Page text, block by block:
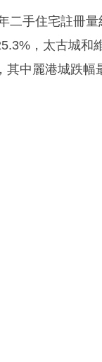
二手住宅註冊
，太古城
其中麗港城跌